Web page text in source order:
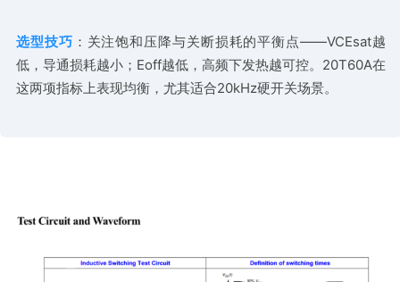
选型技巧 ：关注饱和压降与关断损耗的平衡点——VCEsat越
低，导通损耗越小；Eoff越低，高频下发热越可控。20T60A在
这两项指标上表现均衡，尤其适合20kHz硬开关场景。